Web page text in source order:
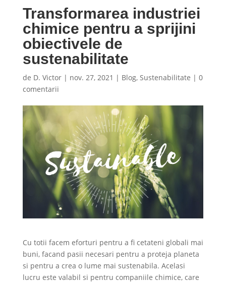
Transformarea industriei
chimice pentru a sprijini
obiectivele de
sustenabilitate
de D. Victor| nov. 27, 2021 | Blog, Sustenabilitate | 0
comentarii
Cu totii facem eforturi pentru a fi cetateni globali mai
buni, facand pasii necesari pentru a proteja planeta
si pentru a crea o lume mai sustenabila. Acelasi
lucru este valabil si pentru companiile chimice, care